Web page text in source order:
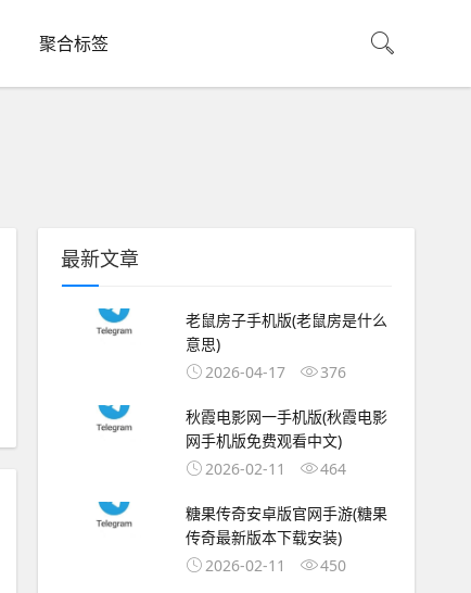
聚合标签
最新文章
老鼠房子手机版(老鼠房是什么
意思)
2026-04-17
376
秋霞电影网一手机版(秋霞电影
网手机版免费观看中文)
2026-02-11
464
糖果传奇安卓版官网手游(糖果
传奇最新版本下载安装)
2026-02-11
450